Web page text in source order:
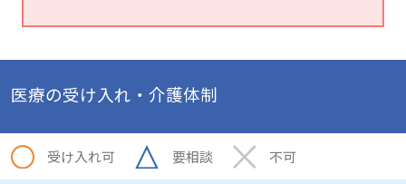
医療の受け入れ・介護体制
受け入れ可 要相談 不可